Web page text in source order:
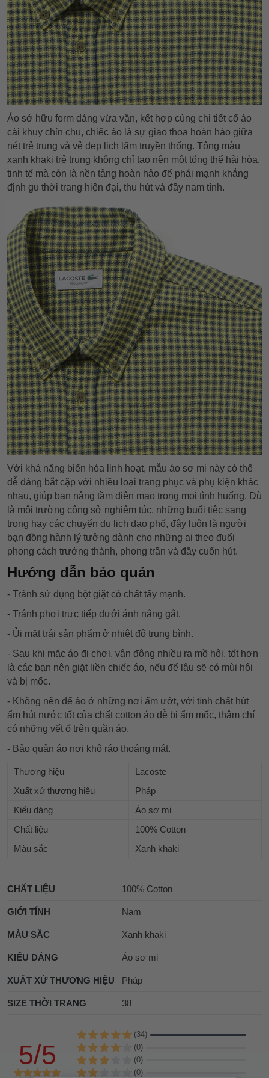
Áo sở hữu form dáng vừa vặn, kết hợp cùng chi tiết cổ áo
cài khuy chỉn chu, chiếc áo là sự giao thoa hoàn hảo giữa
nét trẻ trung và vẻ đẹp lịch lãm truyền thống. Tông màu
xanh khaki trẻ trung không chỉ tạo nên một tổng thể hài hòa,
tinh tế mà còn là nền tảng hoàn hảo để phái mạnh khẳng
định gu thời trang hiện đại, thu hút và đầy nam tính.
Với khả năng biến hóa linh hoạt, mẫu áo sơ mi này có thể
dễ dàng bắt cặp với nhiều loại trang phục và phụ kiện khác
nhau, giúp bạn nâng tầm diện mạo trong mọi tình huống. Dù
là môi trường công sở nghiêm túc, những buổi tiệc sang
trọng hay các chuyến du lịch dạo phố, đây luôn là người
bạn đồng hành lý tưởng dành cho những ai theo đuổi
phong cách trưởng thành, phong trần và đầy cuốn hút.
Hướng dẫn bảo quản
- Tránh sử dụng bột giặt có chất tẩy mạnh.
- Tránh phơi trực tiếp dưới ánh nắng gắt.
- Ủi mặt trái sản phẩm ở nhiệt độ trung bình.
- Sau khi mặc áo đi chơi, vận động nhiều ra mồ hôi, tốt hơn
là các bạn nên giặt liền chiếc áo, nếu để lâu sẽ có mùi hôi
và bị mốc.
- Không nên để áo ở những nơi ẩm ướt, với tính chất hút
ẩm hút nước tốt của chất cotton áo dễ bị ẩm mốc, thậm chí
có những vết ố trên quần áo.
- Bảo quản áo nơi khô ráo thoáng mát.
Thương hiệu
Lacoste
Xuất xứ thương hiệu
Pháp
Kiểu dáng
Áo sơ mi
Chất liệu
100% Cotton
Màu sắc
Xanh khaki
CHẤT LIỆU 100% Cotton
GIỚI TÍNH Nam
MÀU SẮC Xanh khaki
KIỂU DÁNG Áo sơ mi
XUẤT XỨ THƯƠNG HIỆU Pháp
SIZE THỜI TRANG 38
5/5
(34)
(0)
(0)
(0)